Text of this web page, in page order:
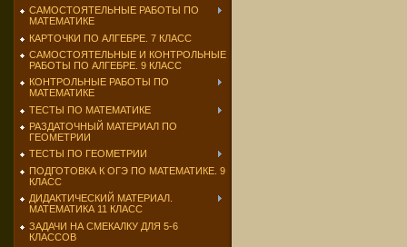
САМОСТОЯТЕЛЬНЫЕ РАБОТЫ ПО
МАТЕМАТИКЕ
КАРТОЧКИ ПО АЛГЕБРЕ. 7 КЛАСС
САМОСТОЯТЕЛЬНЫЕ И КОНТРОЛЬНЫЕ
РАБОТЫ ПО АЛГЕБРЕ. 9 КЛАСС
КОНТРОЛЬНЫЕ РАБОТЫ ПО
МАТЕМАТИКЕ
ТЕСТЫ ПО МАТЕМАТИКЕ
РАЗДАТОЧНЫЙ МАТЕРИАЛ ПО
ГЕОМЕТРИИ
ТЕСТЫ ПО ГЕОМЕТРИИ
ПОДГОТОВКА К ОГЭ ПО МАТЕМАТИКЕ. 9
КЛАСС
ДИДАКТИЧЕСКИЙ МАТЕРИАЛ.
МАТЕМАТИКА 11 КЛАСС
ЗАДАЧИ НА СМЕКАЛКУ ДЛЯ 5-6
КЛАССОВ